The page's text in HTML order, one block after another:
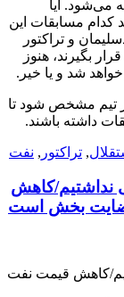
می‌شود. آیا
کدام مسابقات این
و تراکتور
بگیرند، هنوز
خواهد شد و یا خیر.
تیم مشخص شود تا
داشته باشند.
, تراکتور , نفت
۹۵ درآمد نفتی نداشتیم/کاهش
بخش است
نفتی نداشتیم/کاهش قیمت نفت